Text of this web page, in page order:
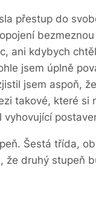
přestup do
ani kdybych
jsem úplně
jsem aspoň,
takové, které si
vyhovující
Šestá třída,
že druhý stupeň